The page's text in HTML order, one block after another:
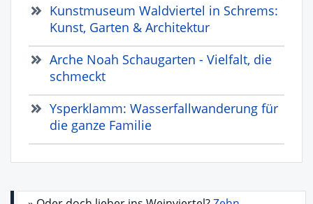
Kunstmuseum Waldviertel in Schrems:
Kunst, Garten & Architektur
Arche Noah Schaugarten - Vielfalt, die
schmeckt
Ysperklamm: Wasserfallwanderung für
die ganze Familie